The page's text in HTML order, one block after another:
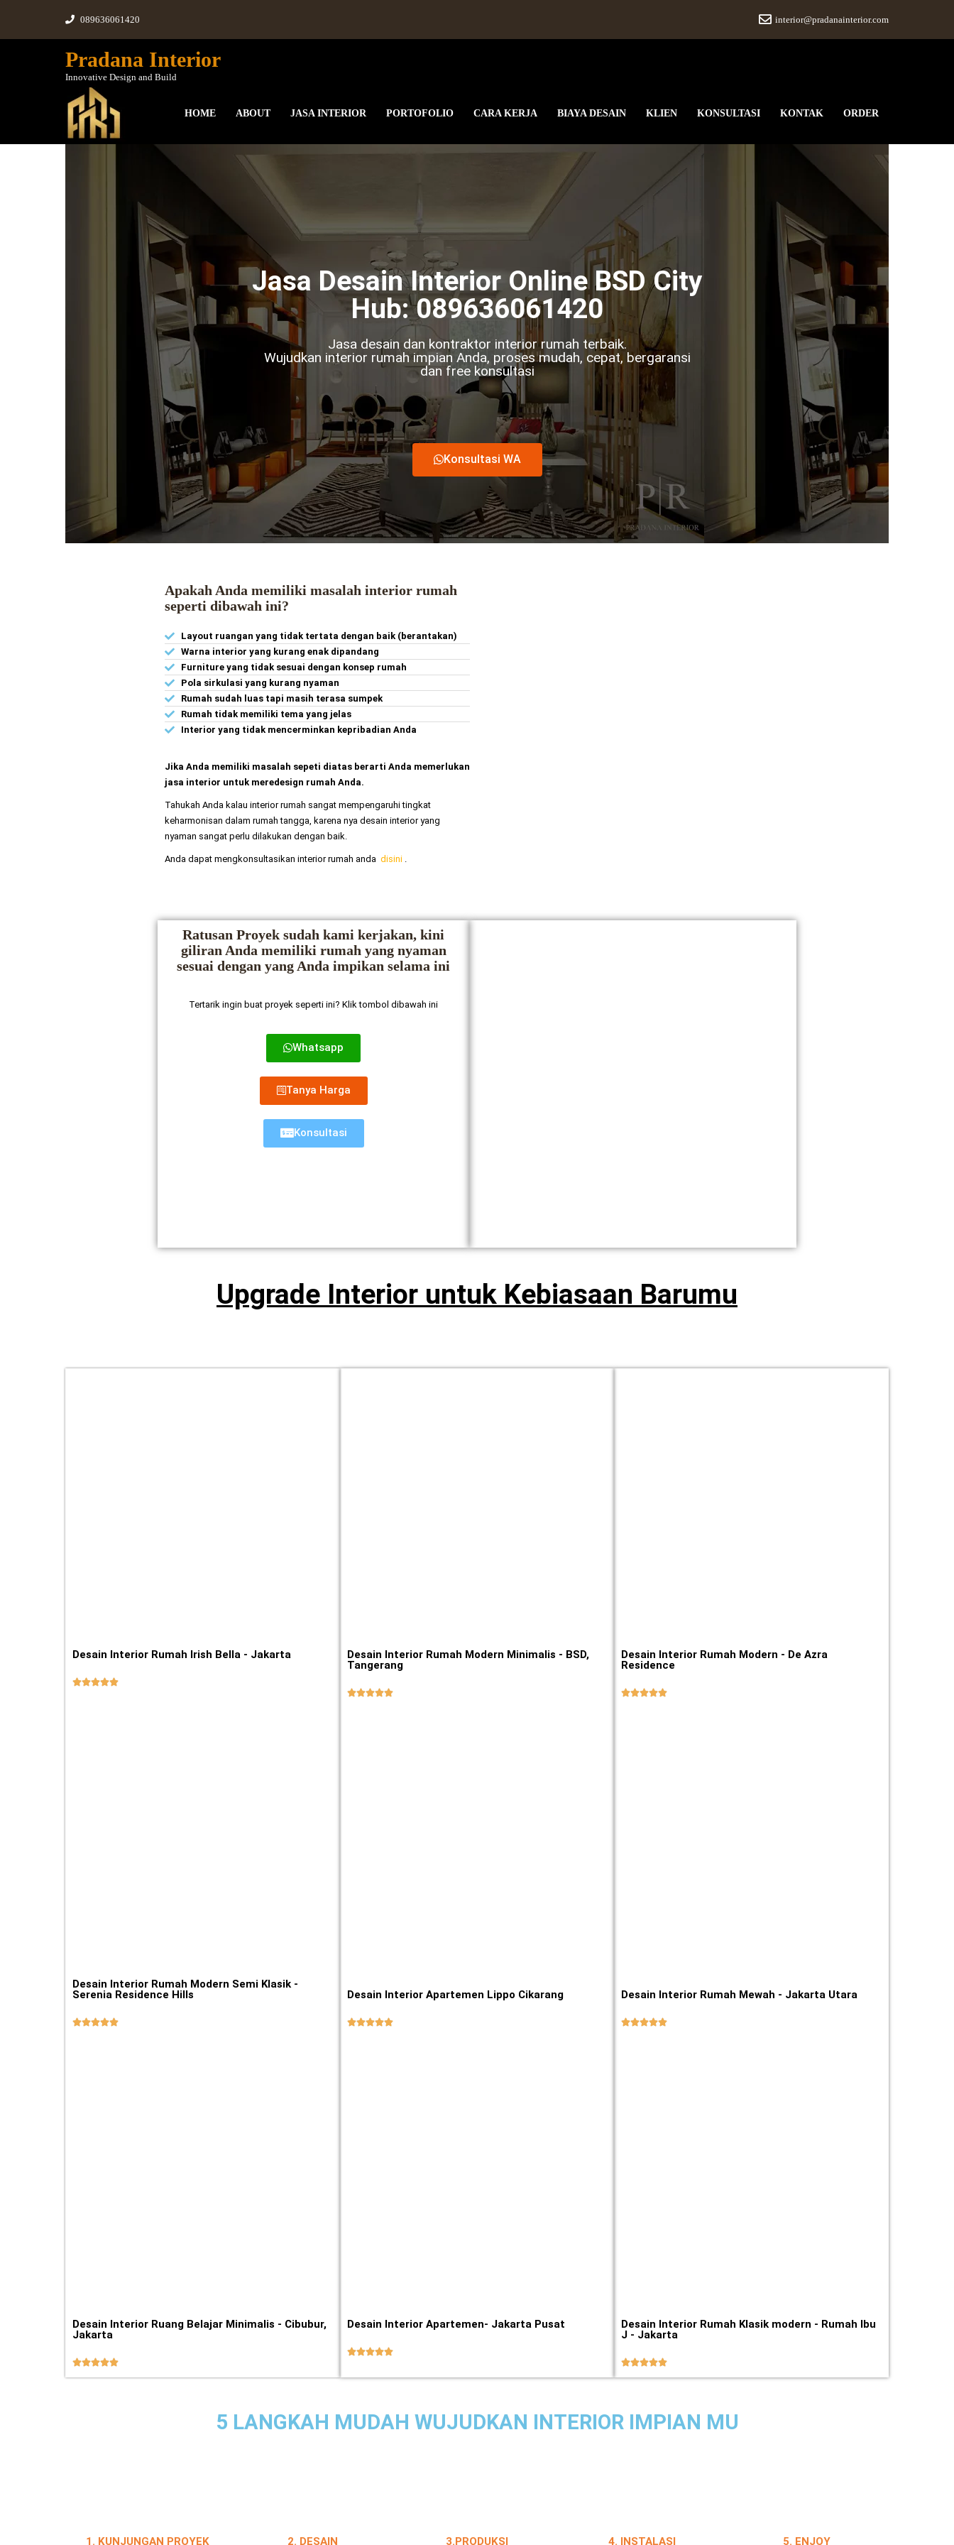
089636061420 interior@pradanainterior.com
Pradana Interior
Innovative Design and Build
HOME ABOUT JASA INTERIOR PORTOFOLIO CARA KERJA BIAYA DESAIN KLIEN KONSULTASI KONTAK ORDER
Jasa Desain Interior Online BSD City 089636061420
Jasa Desain Interior Online BSD City
Hub: 089636061420
Jasa desain dan kontraktor interior rumah terbaik.
Wujudkan interior rumah impian Anda, proses mudah, cepat, bergaransi
dan free konsultasi
Konsultasi WA
Apakah Anda memiliki masalah interior rumah
seperti dibawah ini?
Layout ruangan yang tidak tertata dengan baik (berantakan)
Warna interior yang kurang enak dipandang
Furniture yang tidak sesuai dengan konsep rumah
Pola sirkulasi yang kurang nyaman
Rumah sudah luas tapi masih terasa sumpek
Rumah tidak memiliki tema yang jelas
Interior yang tidak mencerminkan kepribadian Anda
Jika Anda memiliki masalah sepeti diatas berarti Anda memerlukan
jasa interior untuk meredesign rumah Anda.
Tahukah Anda kalau interior rumah sangat mempengaruhi tingkat
keharmonisan dalam rumah tangga, karena nya desain interior yang
nyaman sangat perlu dilakukan dengan baik.
Anda dapat mengkonsultasikan interior rumah anda disini .
Ratusan Proyek sudah kami kerjakan, kini
giliran Anda memiliki rumah yang nyaman
sesuai dengan yang Anda impikan selama ini
Tertarik ingin buat proyek seperti ini? Klik tombol dibawah ini
Whatsapp
Tanya Harga
Konsultasi
Upgrade Interior untuk Kebiasaan Barumu
Desain Interior Rumah Irish Bella - Jakarta

Desain Interior Rumah Modern Semi Klasik -
Serenia Residence Hills

Desain Interior Ruang Belajar Minimalis - Cibubur,
Jakarta

Desain Interior Rumah Modern Minimalis - BSD,
Tangerang

Desain Interior Apartemen Lippo Cikarang

Desain Interior Apartemen- Jakarta Pusat

Desain Interior Rumah Modern - De Azra
Residence

Desain Interior Rumah Mewah - Jakarta Utara

Desain Interior Rumah Klasik modern - Rumah Ibu
J - Jakarta

5 LANGKAH MUDAH WUJUDKAN INTERIOR IMPIAN MU
1. KUNJUNGAN PROYEK 2. DESAIN 3.PRODUKSI 4. INSTALASI 5. ENJOY